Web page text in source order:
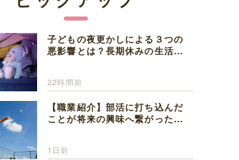
子どもの夜更かしによる３つの
悪影響とは？長期休みの生活リ
22時間前
【職業紹介】部活に打ち込んだ
ことが将来の興味へ繋がった。
1日前